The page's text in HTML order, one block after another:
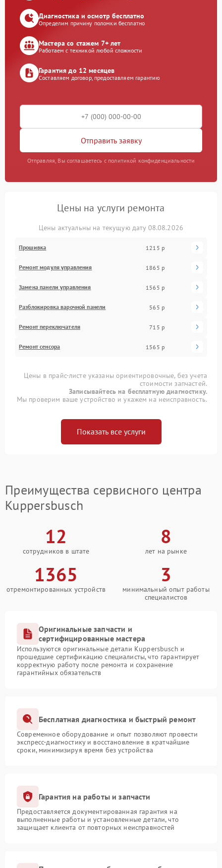
Диагностика и осмотр бесплатно
Определим причину поломки бесплатно
Мастера со стажем 7+ лет
Работаем с техникой любой сложности
Гарантия до 12 месяцев
Составляем договор, предоставляем гарантию
Отправить заявку
Отправляя, Вы соглашаетесь с политикой конфиденциальности
Цены на услуги ремонта
Цены актуальны на текущую дату 08.08.2026
Прошивка 1215 р
Ремонт модуля управления 1865 р
Замена панели управления 1565 р
Разблокировка варочной панели 565 р
Ремонт переключателя 715 р
Ремонт сенсора 1565 р
Цены в прайс-листе указаны ориентировочные, без учета
стоимости запчастей.
Записывайтесь на бесплатную диагностику.
Мы проверим ваше устройство и укажем на неисправность.
Показать все услуги
Преимущества сервисного центра
Kuppersbusch
12
сотрудников в штате
8
лет на рынке
1365
отремонтированных устройств
3
минимальный опыт работы
специалистов
Оригинальные запчасти и
сертифицированные мастера
Используются оригинальные детали Kuppersbusch и
прошедшие сертификацию специалисты, что гарантирует
корректную работу после ремонта и сохранение
гарантийных обязательств
Бесплатная диагностика и быстрый ремонт
Современное оборудование и опыт позволяют провести
экспресс-диагностику и восстановление в кратчайшие
сроки, минимизируя время без устройства
Гарантия на работы и запчасти
Предоставляется документированная гарантия на
выполненные работы и установленные детали, что
защищает клиента от повторных неисправностей